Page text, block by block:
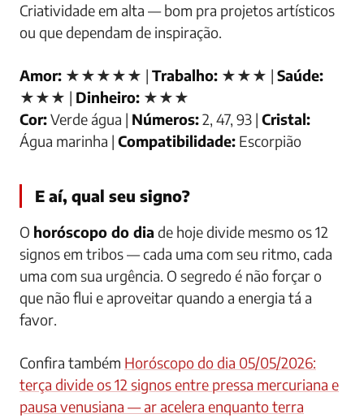
Criatividade em alta — bom pra projetos artísticos
ou que dependam de inspiração.
Amor: ★★★★★ | Trabalho: ★★★ | Saúde:
★★★ | Dinheiro: ★★★
Cor:Verde água | Números:2, 47, 93 | Cristal:
Água marinha | Compatibilidade: Escorpião
E aí, qual seu signo?
O horóscopo do dia de hoje divide mesmo os 12
signos em tribos — cada uma com seu ritmo, cada
uma com sua urgência. O segredo é não forçar o
que não flui e aproveitar quando a energia tá a
favor.
Confira também Horóscopo do dia 05/05/2026:
terça divide os 12 signos entre pressa mercuriana e
pausa venusiana — ar acelera enquanto terra